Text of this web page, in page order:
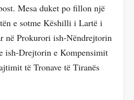
Mesa duket po fillon një
e sotme Këshilli i Lartë i
në Prokurori ish-Nëndrejtorin
ish-Drejtorin e Kompensimit
të Tronave të Tiranës